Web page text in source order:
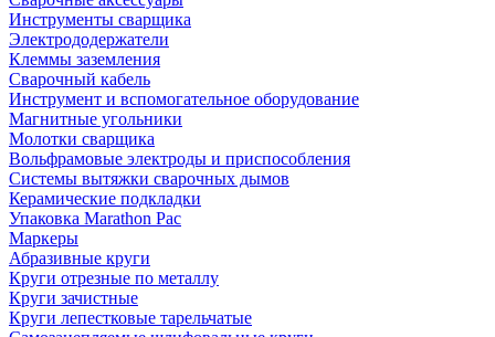
Инструменты сварщика
Электрододержатели
Клеммы заземления
Сварочный кабель
Инструмент и вспомогательное оборудование
Магнитные угольники
Молотки сварщика
Вольфрамовые электроды и приспособления
Системы вытяжки сварочных дымов
Керамические подкладки
Упаковка Marathon Pac
Маркеры
Абразивные круги
Круги отрезные по металлу
Круги зачистные
Круги лепестковые тарельчатые